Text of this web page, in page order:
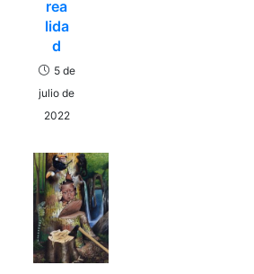
rea
lida
d
5 de
julio de
2022